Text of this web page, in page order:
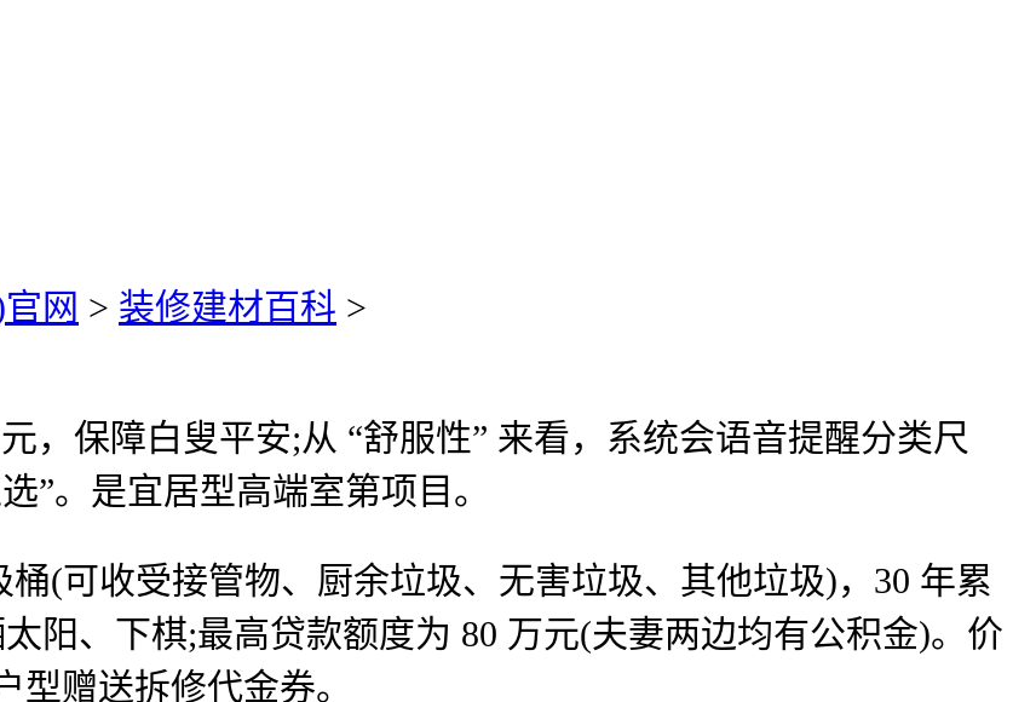
网 > 装修建材百科 >
保障白叟平安;从 “舒服性” 来看，系统会语音提醒分类尺
”。是宜居型高端室第项目。
可收受接管物、厨余垃圾、无害垃圾、其他垃圾)，30 年累
阳、下棋;最高贷款额度为 80 万元(夫妻两边均有公积金)。价
型赠送拆修代金券。